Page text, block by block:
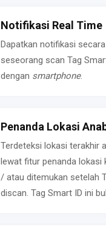
Notifikasi Real Time
Dapatkan notifikasi
seseorang scan Tag
dengan smartphone.
Penanda Lokasi
Terdeteksi lokasi terakhir
lewat fitur penanda lokasi
/ atau ditemukan setelah
discan. Tag Smart ID ini